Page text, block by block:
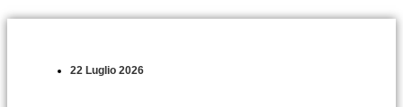
22 Luglio 2026